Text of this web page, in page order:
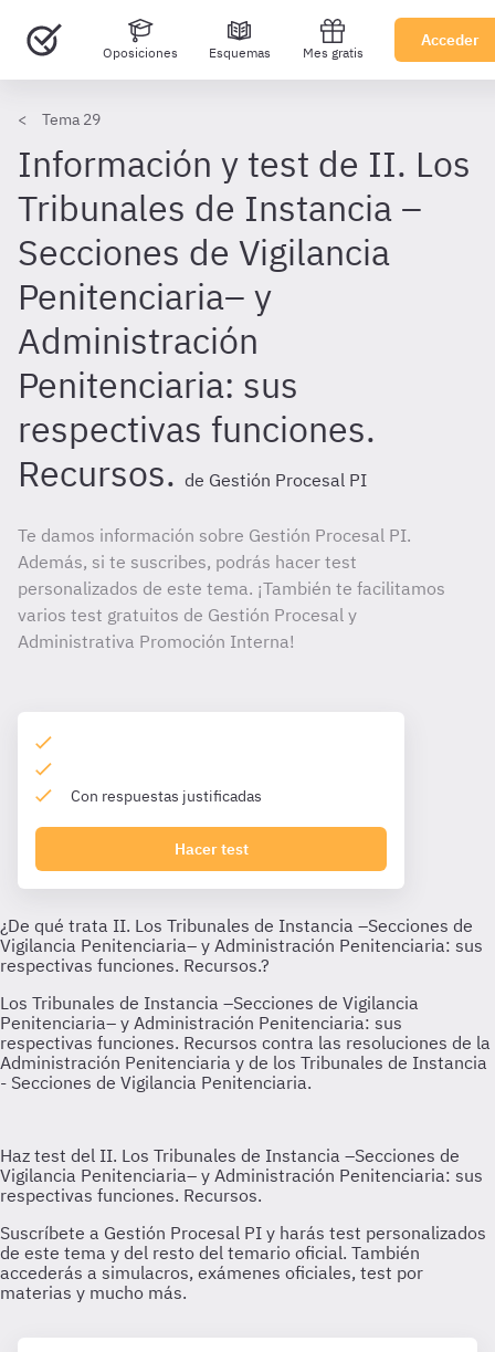
Oposiciones Esquemas Mes gratis
Acceder
Tema 29
Información y test de II. Los
Tribunales de Instancia –
Secciones de Vigilancia
Penitenciaria– y
Administración
Penitenciaria: sus
respectivas funciones.
Recursos. de Gestión Procesal PI
Te damos información sobre Gestión Procesal PI.
Además, si te suscribes, podrás hacer test
personalizados de este tema. ¡También te facilitamos
varios test gratuitos de Gestión Procesal y
Administrativa Promoción Interna!
Con respuestas justificadas
Hacer test